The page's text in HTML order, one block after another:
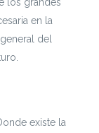
en la
del
existe la